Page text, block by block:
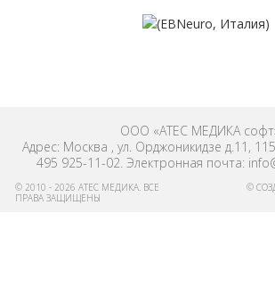
ООО «АТЕС МЕДИКА
Адрес: Москва , ул. Орджоникидзе д.11,
495 925-11-02. Электронная почта:
© 2010 - 2026 АТЕС МЕДИКА. ВСЕ
ПРАВА ЗАЩИЩЕНЫ
©